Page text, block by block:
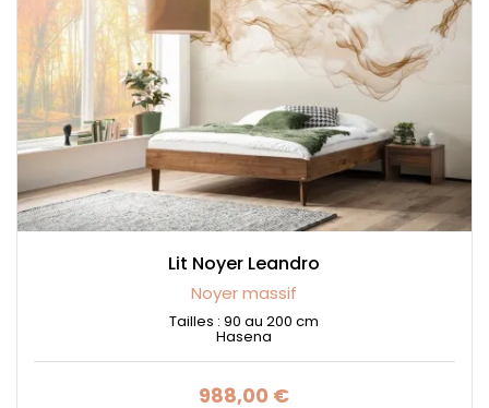
Lit Noyer Leandro
Noyer massif
Tailles : 90 au 200 cm
Hasena
988,00 €